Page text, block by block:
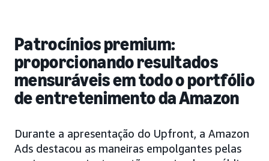
Patrocínios premium:
proporcionando resultados
mensuráveis em todo o portfólio
de entretenimento da Amazon
Durante a apresentação do Upfront, a Amazon
Ads destacou as maneiras empolgantes pelas